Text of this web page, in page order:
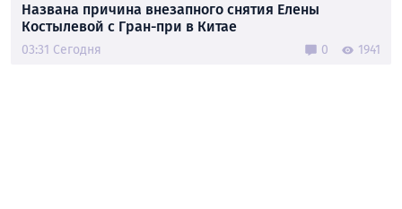
Названа причина внезапного снятия Елены
Костылевой с Гран-при в Китае
03:31 Сегодня 0 1941